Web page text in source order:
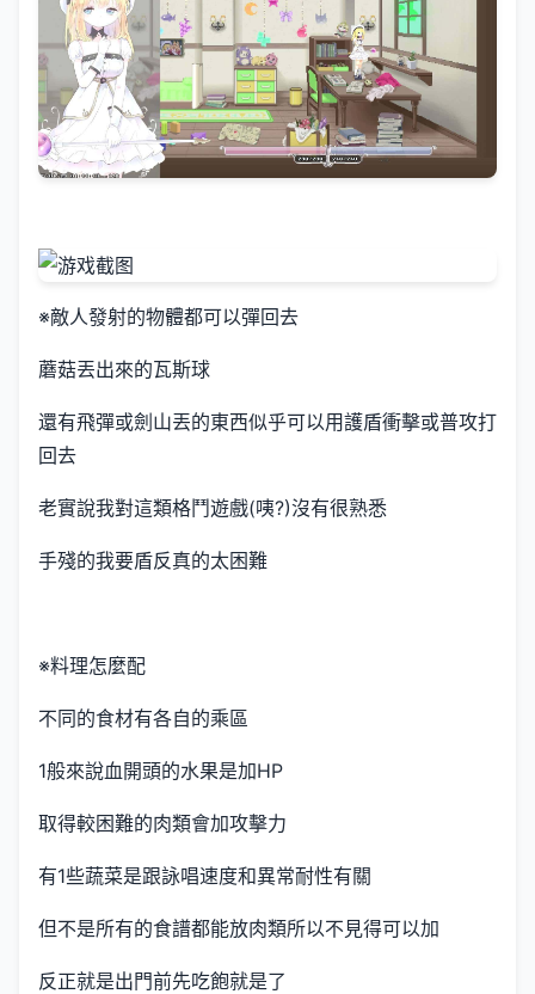
※敵人發射的物體都可以彈回去
蘑菇丟出來的瓦斯球
還有飛彈或劍山丟的東西似乎可以用護盾衝擊或普攻打
回去
老實說我對這類格鬥遊戲(咦?)沒有很熟悉
手殘的我要盾反真的太困難
※料理怎麼配
不同的食材有各自的乘區
1般來說血開頭的水果是加HP
取得較困難的肉類會加攻擊力
有1些蔬菜是跟詠唱速度和異常耐性有關
但不是所有的食譜都能放肉類所以不見得可以加
反正就是出門前先吃飽就是了